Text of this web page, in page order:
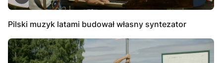
Pilski muzyk latami budował własny syntezator